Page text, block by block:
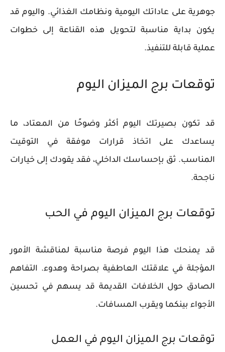
جوهرية على عاداتك اليومية ونظامك الغذائي. واليوم قد
يكون بداية مناسبة لتحويل هذه القناعة إلى خطوات
عملية قابلة للتنفيذ.
توقعات برج الميزان اليوم
قد تكون بصيرتك اليوم أكثر وضوحًا من المعتاد، ما
يساعدك على اتخاذ قرارات موفقة في التوقيت
المناسب. ثق بإحساسك الداخلي، فقد يقودك إلى خيارات
ناجحة.
توقعات برج الميزان اليوم في الحب
قد يمنحك هذا اليوم فرصة مناسبة لمناقشة الأمور
المؤجلة في علاقتك العاطفية بصراحة وهدوء. التفاهم
الصادق حول الخلافات القديمة قد يسهم في تحسين
الأجواء بينكما ويقرب المسافات.
توقعات برج الميزان اليوم في العمل